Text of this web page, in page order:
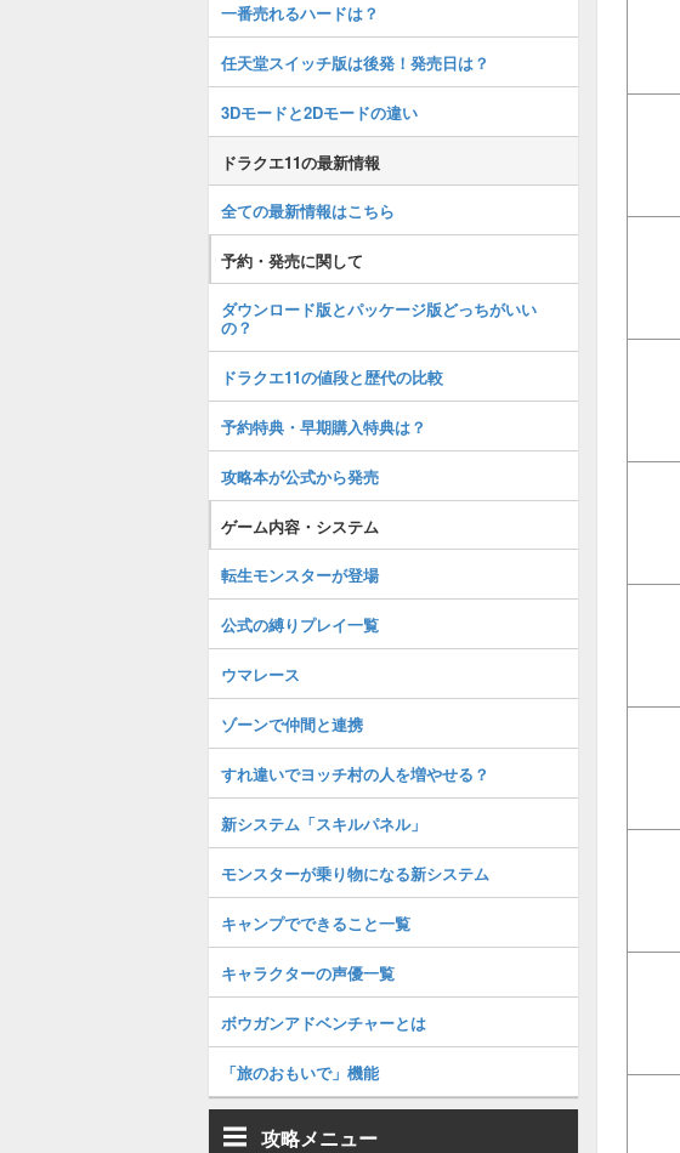
一番売れるハードは？
任天堂スイッチ版は後発！発売日は？
3Dモードと2Dモードの違い
ドラクエ11の最新情報
全ての最新情報はこちら
予約・発売に関して
ダウンロード版とパッケージ版どっちがいい
の？
ドラクエ11の値段と歴代の比較
予約特典・早期購入特典は？
攻略本が公式から発売
ゲーム内容・システム
転生モンスターが登場
公式の縛りプレイ一覧
ウマレース
ゾーンで仲間と連携
すれ違いでヨッチ村の人を増やせる？
新システム「スキルパネル」
モンスターが乗り物になる新システム
キャンプでできること一覧
キャラクターの声優一覧
ボウガンアドベンチャーとは
「旅のおもいで」機能
攻略メニュー